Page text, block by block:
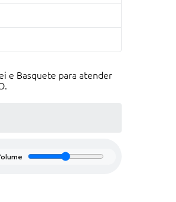
e Basquete para atender